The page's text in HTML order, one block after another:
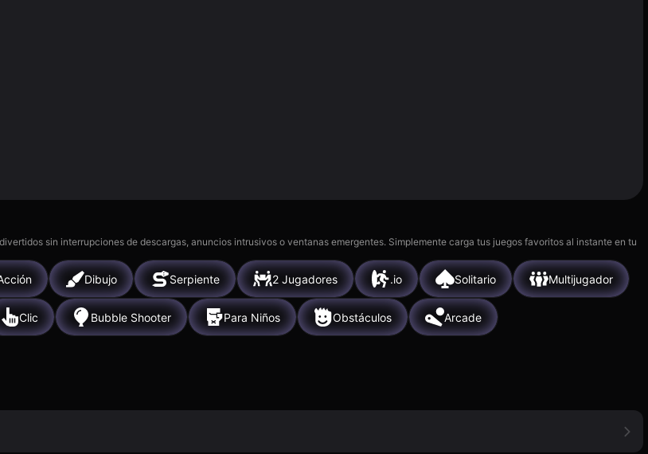
sin interrupciones de descargas, anuncios intrusivos o ventanas emergentes. Simplemente carga tus juegos favoritos al instante en tu
Dibujo Serpiente 2 Jugadores .io Solitario Multijugador
Clic Bubble Shooter Para Niños Obstáculos Arcade